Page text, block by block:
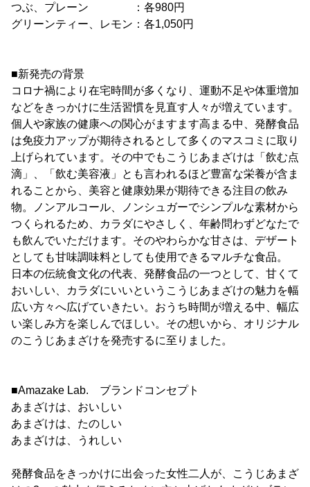
つぶ、プレーン ：各980円
グリーンティー、レモン：各1,050円
■新発売の背景
コロナ禍により在宅時間が多くなり、運動不足や体重増加
などをきっかけに生活習慣を見直す人々が増えています。
個人や家族の健康への関心がますます高まる中、発酵食品
は免疫力アップが期待されるとして多くのマスコミに取り
上げられています。その中でもこうじあまざけは「飲む点
滴」、「飲む美容液」とも言われるほど豊富な栄養が含ま
れることから、美容と健康効果が期待できる注目の飲み
物。ノンアルコール、ノンシュガーでシンプルな素材から
つくられるため、カラダにやさしく、年齢問わずどなたで
も飲んでいただけます。そのやわらかな甘さは、デザート
としても甘味調味料としても使用できるマルチな食品。
日本の伝統食文化の代表、発酵食品の一つとして、甘くて
おいしい、カラダにいいというこうじあまざけの魅力を幅
広い方々へ広げていきたい。おうち時間が増える中、幅広
い楽しみ方を楽しんでほしい。その想いから、オリジナル
のこうじあまざけを発売するに至りました。
■Amazake Lab. ブランドコンセプト
あまざけは、おいしい
あまざけは、たのしい
あまざけは、うれしい
発酵食品をきっかけに出会った女性二人が、こうじあまざ